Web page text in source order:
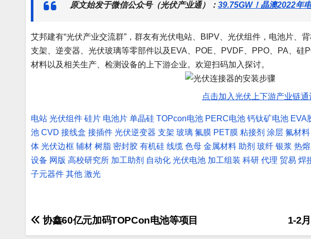
原文始发于微信公众号（光伏产业通）： 39.75GW！晶澳2022年
艾邦建有“光伏产业交流群”，群友有光伏电站、BIPV、光伏组件，电池片、
支架、逆变器、光伏玻璃等零部件以及EVA、POE、PVDF、PPO、PA、硅
材料以及相关生产、检测设备的上下游企业。欢迎扫码加入探讨。
点击加入光伏上下游产业链通
电站 光伏组件 硅片 电池片 单晶硅 TOPcon电池 PERC电池 钙钛矿电池 EVA
池 CVD 接线盒 接插件 光伏逆变器 支架 玻璃 氟膜 PET膜 粘接剂 涂层 氟材料
体 光伏边框 辅材 树脂 密封胶 有机硅 线缆 色母 金属材料 助剂 玻纤 银浆 热
设备 网版 高校研究所 加工助剂 自动化 光伏电池 加工组装 科研 代理 贸易 焊
子元器件 其他 激光
文
1-2
协鑫60亿元加码TOPCon电池等项目